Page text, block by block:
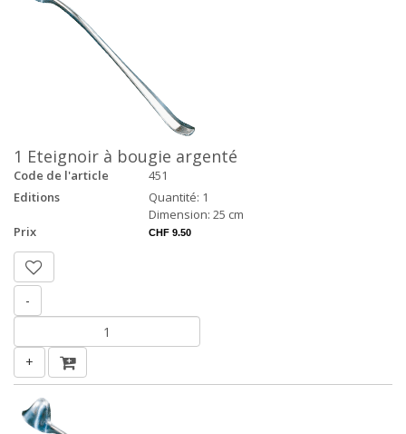
1 Eteignoir à bougie argenté
Code de l'article
451
Editions
Quantité: 1
Dimension: 25 cm
Prix
CHF 9.50
-
+